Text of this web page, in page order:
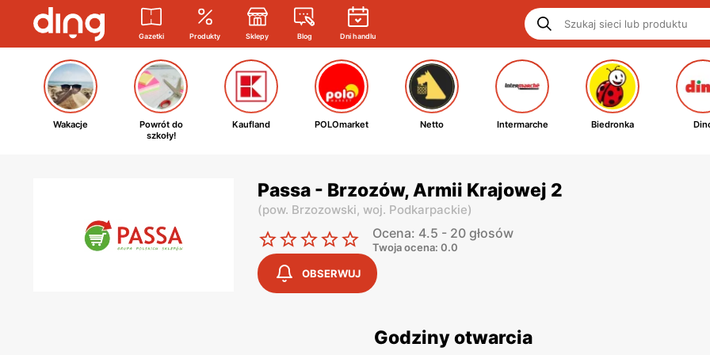
Gazetki Produkty Sklepy Blog Dni handlu
Wakacje
Powrót do
szkoły!
Kaufland POLOmarket Netto Intermarche Biedronka
Passa - Brzozów, Armii Krajowej 2
(pow. Brzozowski, woj. Podkarpackie)
Ocena: 4.5 - 20 głosów
Twoja ocena: 0.0
OBSERWUJ
Godziny otwarcia